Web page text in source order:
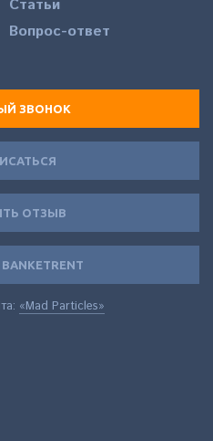
Статьи
Вопрос-ответ
ЗВОНОК
ОТЗЫВ
«Mad Particles»